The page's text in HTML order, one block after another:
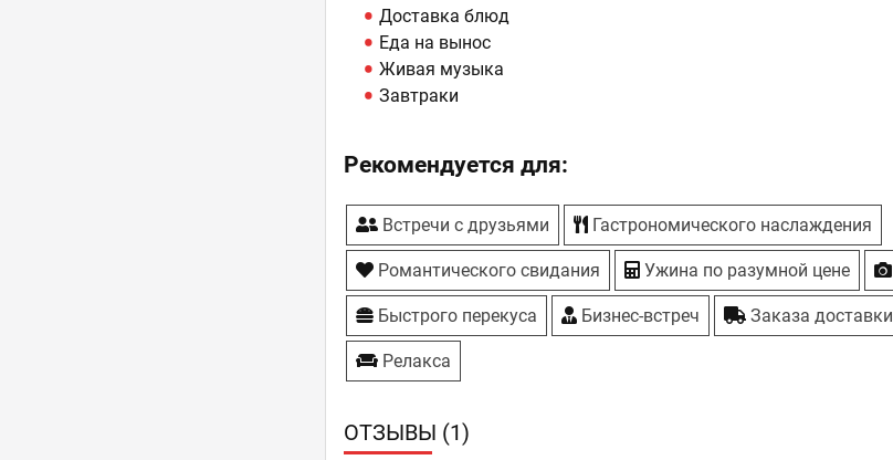
Доставка блюд
Еда на вынос
Живая музыка
Завтраки
Рекомендуется для:
Встречи с друзьями Гастрономического наслаждения
Романтического свидания Ужина по разумной цене
Быстрого перекуса Бизнес-встреч Заказа доставки
Релакса
ОТЗЫВЫ (1)